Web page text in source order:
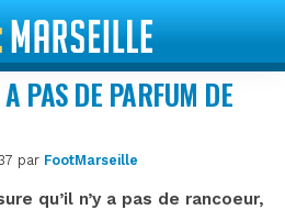
PAS DE PARFUM DE
par FootMarseille
qu’il n’y a pas de rancoeur,